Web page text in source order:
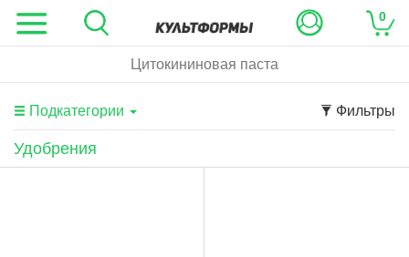
0
Цитокининовая паста
Подкатегории Фильтры
Удобрения